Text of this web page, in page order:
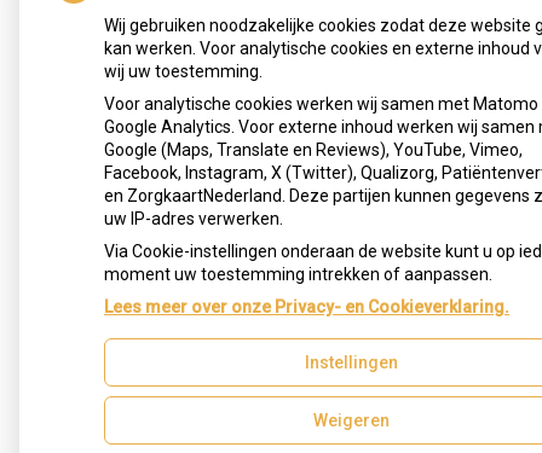
Wij gebruiken noodzakelijke cookies zodat deze website
kan werken. Voor analytische cookies en externe inhoud
wij uw toestemming.
Voor analytische cookies werken wij samen met Matomo
Google Analytics. Voor externe inhoud werken wij samen
Google (Maps, Translate en Reviews), YouTube, Vimeo,
Facebook, Instagram, X (Twitter), Qualizorg,
en ZorgkaartNederland. Deze partijen kunnen gegevens
uw IP-adres verwerken.
Via Cookie-instellingen onderaan de website kunt u op
moment uw toestemming intrekken of aanpassen.
Lees meer over onze Privacy- en Cookieverklaring.
Instellingen
Weigeren